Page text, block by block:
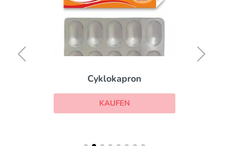
Cyklokapron
KAUFEN